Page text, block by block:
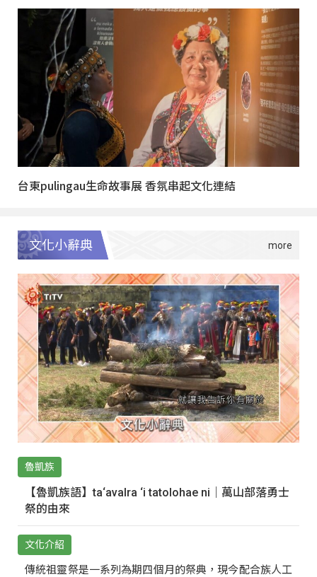
台東pulingau生命故事展 香氛串起文化連結
文化小辭典
魯凱族
【魯凱族語】ta‘avalra ‘i tatolohae ni｜萬山部落勇士
祭的由來
文化介紹
傳統祖靈祭是一系列為期四個月的祭典，現今配合族人工